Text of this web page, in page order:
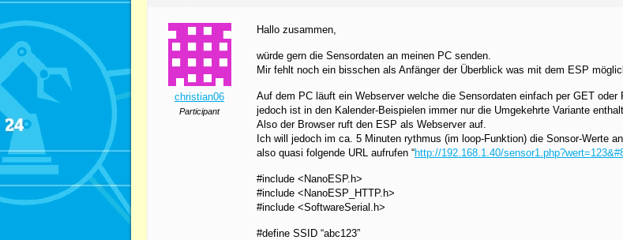
christian06
Participant
Hallo zusammen,
würde gern die Sensordaten an meinen PC senden.
Mir fehlt noch ein bisschen als Anfänger der Überblick was mit dem ESP
Auf dem PC läuft ein Webserver welche die Sensordaten einfach per GET oder
jedoch ist in den Kalender-Beispielen immer nur die Umgekehrte Variante
Also der Browser ruft den ESP als Webserver auf.
Ich will jedoch im ca. 5 Minuten rythmus (im loop-Funktion) die Sonsor-Werte
also quasi folgende URL aufrufen “http://192.168.1.40/
#include <NanoESP.h>
#include <NanoESP_HTTP.h>
#include <SoftwareSerial.h>
#define SSID “abc123”